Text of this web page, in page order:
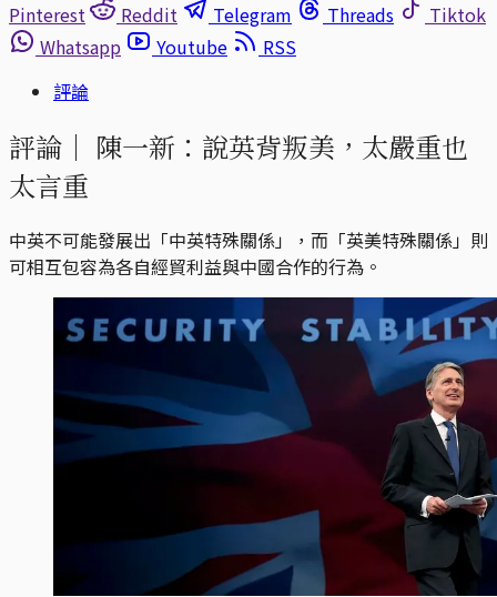
Pinterest
Reddit Telegram Threads
Tiktok
Whatsapp
Youtube
RSS
評論
評論｜ 陳一新：說英背叛美，太嚴重也
太言重
中英不可能發展出「中英特殊關係」，而「英美特殊關係」則
可相互包容為各自經貿利益與中國合作的行為。